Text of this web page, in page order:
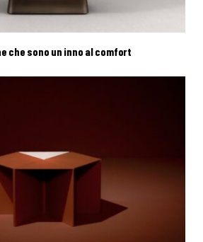
che sono un inno al comfort